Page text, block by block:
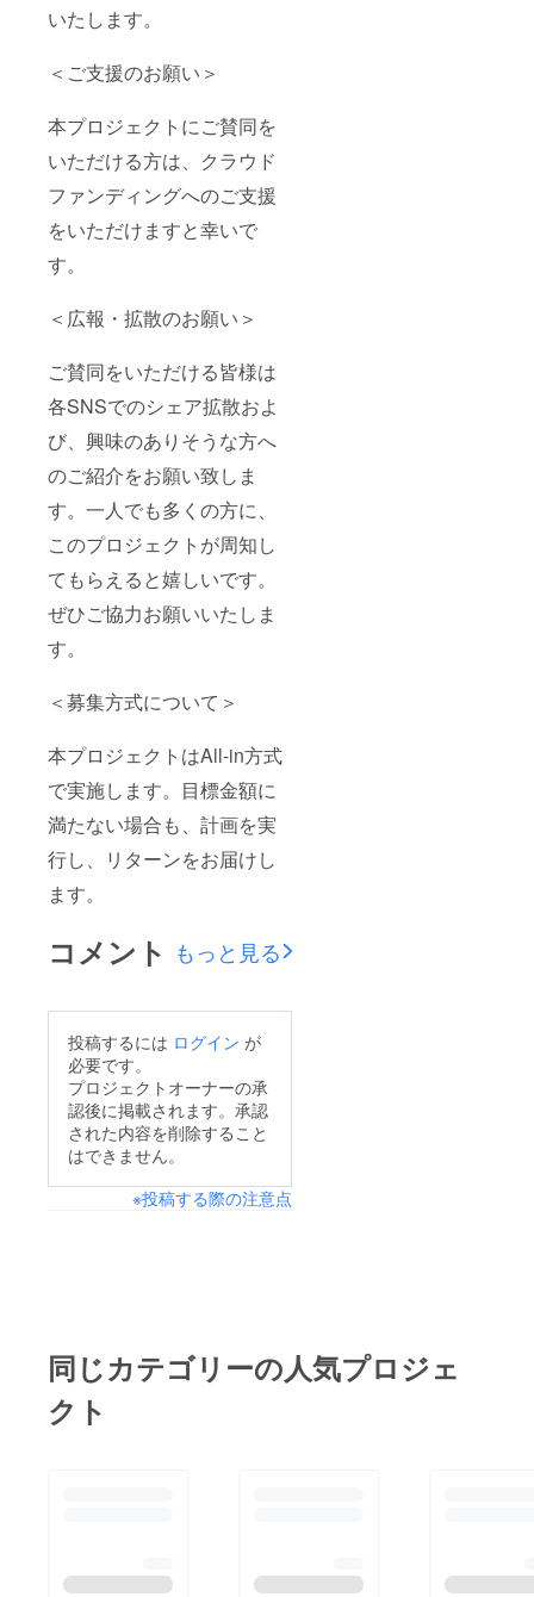
いたします。
＜ご支援のお願い＞
本プロジェクトにご賛同を
いただける方は、クラウド
ファンディングへのご支援
をいただけますと幸いで
す。
＜広報・拡散のお願い＞
ご賛同をいただける皆様は
各SNSでのシェア拡散およ
び、興味のありそうな方へ
のご紹介をお願い致しま
す。一人でも多くの方に、
このプロジェクトが周知し
てもらえると嬉しいです。
ぜひご協力お願いいたしま
す。
＜募集方式について＞
本プロジェクトはAll-in方式
で実施します。目標金額に
満たない場合も、計画を実
行し、リターンをお届けし
ます。
コメント もっと見る
投稿するには ログイン が
必要です。
プロジェクトオーナーの承
認後に掲載されます。承認
された内容を削除すること
はできません。
※投稿する際の注意点
同じカテゴリーの人気プロジェ
クト